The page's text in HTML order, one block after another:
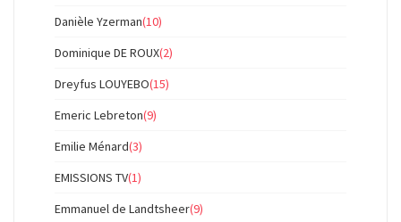
Danièle Yzerman(10)
Dominique DE ROUX(2)
Dreyfus LOUYEBO(15)
Emeric Lebreton(9)
Emilie Ménard(3)
EMISSIONS TV(1)
Emmanuel de Landtsheer(9)